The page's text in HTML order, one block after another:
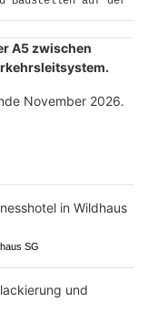
A5 zwischen
November 2026.
SG